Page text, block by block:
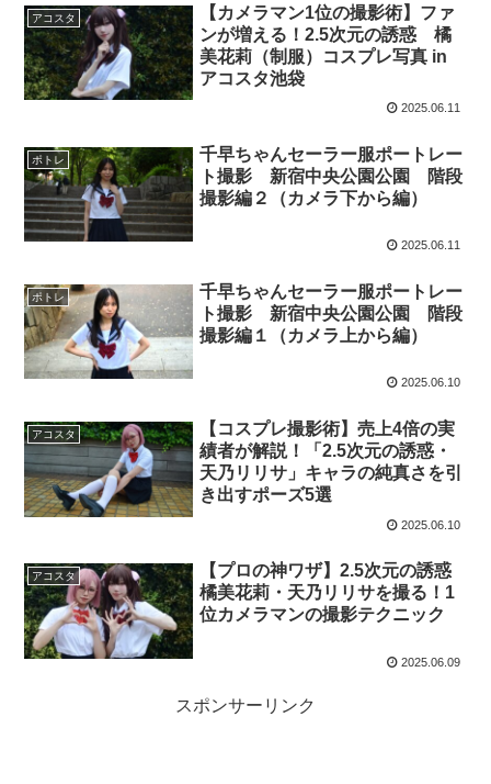
アコスタ
【カメラマン1位の撮影術】ファ
ンが増える！2.5次元の誘惑 橘
美花莉（制服）コスプレ写真 in
アコスタ池袋
2025.06.11
ポトレ
千早ちゃんセーラー服ポートレー
ト撮影 新宿中央公園公園 階段
撮影編２（カメラ下から編）
2025.06.11
ポトレ
千早ちゃんセーラー服ポートレー
ト撮影 新宿中央公園公園 階段
撮影編１（カメラ上から編）
2025.06.10
アコスタ
【コスプレ撮影術】売上4倍の実
績者が解説！「2.5次元の誘惑・
天乃リリサ」キャラの純真さを引
き出すポーズ5選
2025.06.10
アコスタ
【プロの神ワザ】2.5次元の誘惑
橘美花莉・天乃リリサを撮る！1
位カメラマンの撮影テクニック
2025.06.09
スポンサーリンク